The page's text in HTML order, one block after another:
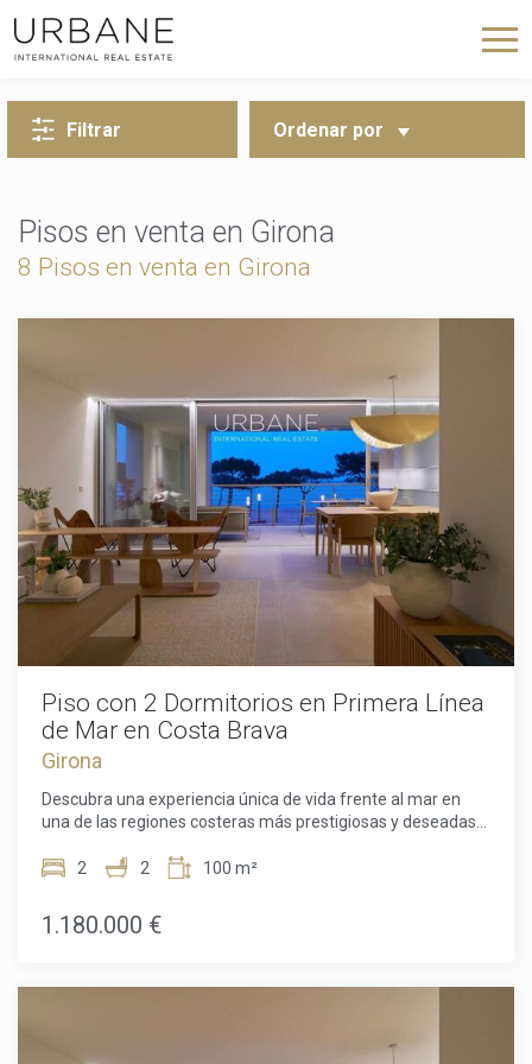
Filtrar Ordenar por
Pisos en venta en Girona
8 Pisos en venta en Girona
Piso con 2 Dormitorios en Primera Línea
de Mar en Costa Brava
Girona
Descubra una experiencia única de vida frente al mar en
una de las regiones costeras más prestigiosas y deseadas
línea ofrece vistas ininterrumpidas del Mediterráneo, donde
envidiable se combinan para crear un hogar
verdaderamente especial. Diseñada por el aclamado
la vivienda cuenta con dos amplios dormitorios y dos baños
2 2 100 m²
1.180.000 €